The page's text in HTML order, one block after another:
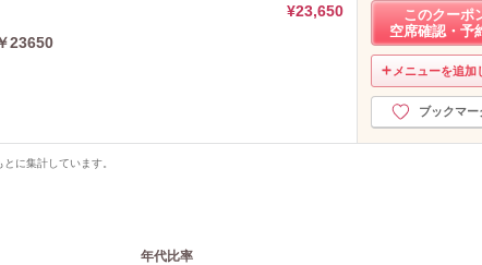
¥23,650
23650
このクーポ
空席確認・予
メニューを追加
ブックマー
に集計しています。
年代比率